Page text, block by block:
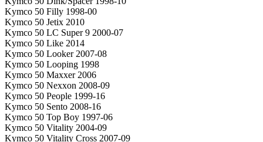
Kymco 50 Filly 1998-00
Kymco 50 Jetix 2010
Kymco 50 LC Super 9 2000-07
Kymco 50 Like 2014
Kymco 50 Looker 2007-08
Kymco 50 Looping 1998
Kymco 50 Maxxer 2006
Kymco 50 Nexxon 2008-09
Kymco 50 People 1999-16
Kymco 50 Sento 2008-16
Kymco 50 Top Boy 1997-06
Kymco 50 Vitality 2004-09
Kymco 50 Vitality Cross 2007-09